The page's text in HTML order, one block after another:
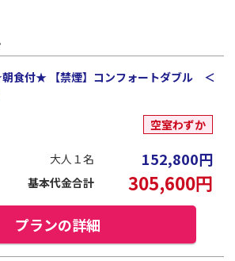
朝食付★ 【禁煙】コンフォートダブル ＜
空室わずか
大人１名 152,800円
基本代金合計 305,600円
プランの詳細